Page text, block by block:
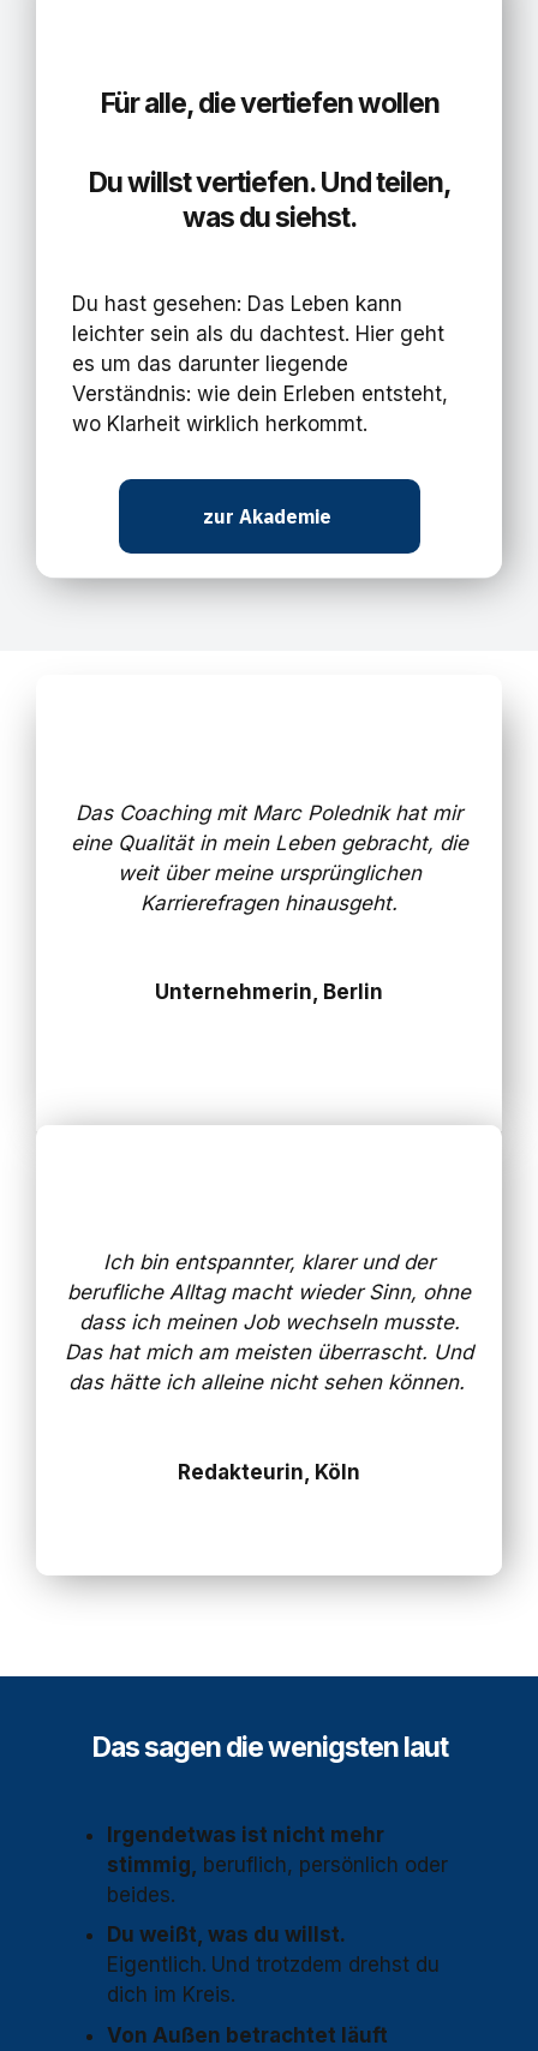
Für alle, die vertiefen wollen
Du willst vertiefen. Und teilen,
was du siehst.
Du hast gesehen: Das Leben kann
leichter sein als du dachtest. Hier geht
es um das darunter liegende
Verständnis: wie dein Erleben entsteht,
wo Klarheit wirklich herkommt.
zur Akademie
Das Coaching mit Marc Polednik hat mir
eine Qualität in mein Leben gebracht, die
weit über meine ursprünglichen
Karrierefragen hinausgeht.
Unternehmerin, Berlin
Ich bin entspannter, klarer und der
beruflicheAlltag macht wiederSinn, ohne
dass ich meinen Job wechseln musste.
Das hat mich am meisten überrascht. Und
das hätteich alleine nichtsehen können.
Redakteurin, Köln
Das sagen die wenigsten laut
Irgendetwas ist nicht mehr
stimmig, beruflich, persönlich oder
beides.
Du weißt, was du willst.
Eigentlich. Und trotzdem drehst du
dich im Kreis.
Von Außen betrachtet läuft